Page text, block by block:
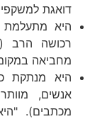
דואגת
היא מתעלמת
רכושה הרב
מחביאה
היא מנתקת
אנשים,
מכתבים).